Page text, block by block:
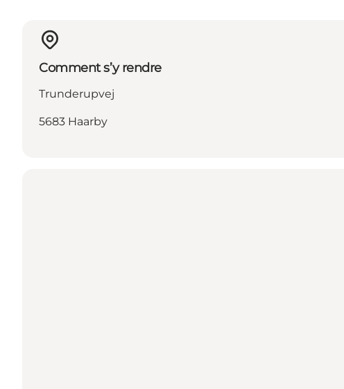
Comment s’y rendre
Trunderupvej
5683 Haarby